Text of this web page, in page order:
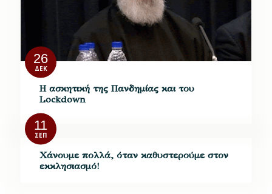
26
ΔΕΚ
Η ασκητική της Πανδημίας και του
Lockdown
11
ΣΕΠ
Χάνουμε πολλά, όταν καθυστερούμε στον
εκκλησιασμό!